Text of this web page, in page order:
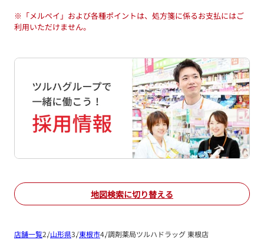
※ 「メルペイ」および各種ポイントは、処方箋に係るお支払にはご
利用いただけません。
地図検索に切り替える
店舗一覧 山形県 東根市 調剤薬局ツルハドラッグ 東根店